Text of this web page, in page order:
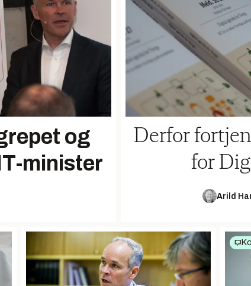
og
minister
Derfor
for
Arild